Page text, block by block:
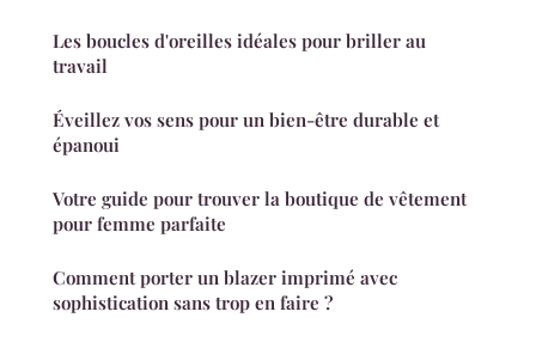
Les boucles d'oreilles idéales pour briller au
travail
Éveillez vos sens pour un bien-être durable et
épanoui
Votre guide pour trouver la boutique de vêtement
pour femme parfaite
Comment porter un blazer imprimé avec
sophistication sans trop en faire ?